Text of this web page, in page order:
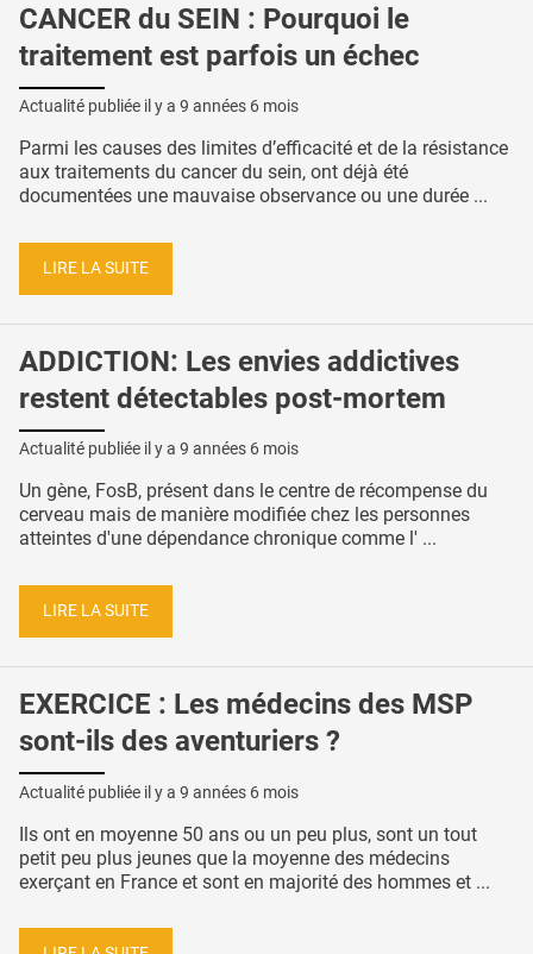
CANCER du SEIN : Pourquoi le
traitement est parfois un échec
Actualité publiée il y a 9 années 6 mois
Parmi les causes des limites d’efficacité et de la résistance
aux traitements du cancer du sein, ont déjà été
documentées une mauvaise observance ou une durée ...
LIRE LA SUITE
ADDICTION: Les envies addictives
restent détectables post-mortem
Actualité publiée il y a 9 années 6 mois
Un gène, FosB, présent dans le centre de récompense du
cerveau mais de manière modifiée chez les personnes
atteintes d'une dépendance chronique comme l' ...
LIRE LA SUITE
EXERCICE : Les médecins des MSP
sont-ils des aventuriers ?
Actualité publiée il y a 9 années 6 mois
Ils ont en moyenne 50 ans ou un peu plus, sont un tout
petit peu plus jeunes que la moyenne des médecins
exerçant en France et sont en majorité des hommes et ...